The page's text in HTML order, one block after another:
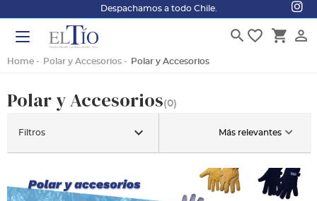
Despachamos a todo Chile.
person_outline
shopping_cart
favorite_border
search
Home Polar y Accesorios Polar y Accesorios
Polar y Accesorios(0)
Más relevantes
Filtros keyboard_arrow_down